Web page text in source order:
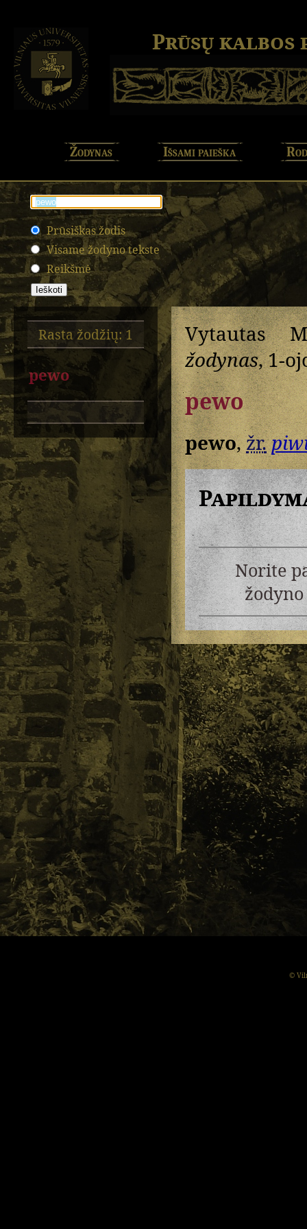
Prūsų kalbos
Žodynas Išsami paieška
Prūsiškas žodis
Visame žodyno tekste
Reikšmė
Rasta žodžių: 1
pewo
Vytautas
žodynas, 1-
pewo
pewo,žr.
Norite
©